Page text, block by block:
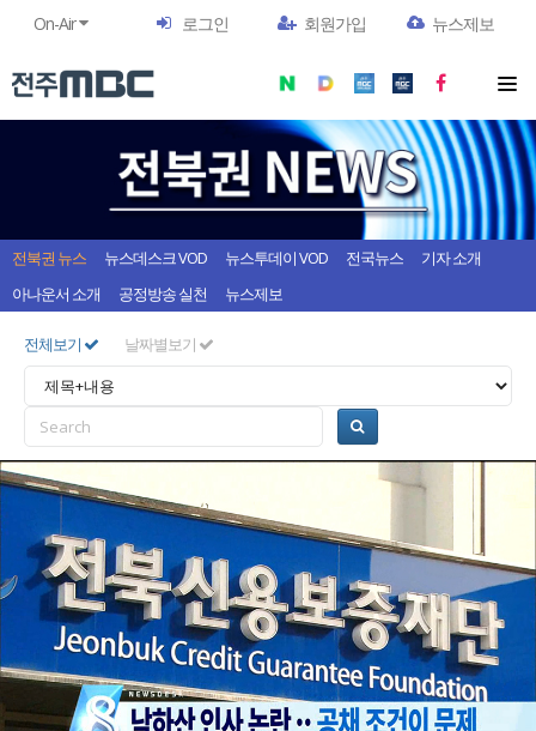
On-Air 로그인 회원가입 뉴스제보
전북권 뉴스 뉴스데스크 VOD 뉴스투데이 VOD 전국뉴스
기자 소개
아나운서 소개
공정방송 실천 뉴스제보
전체보기 날짜별보기